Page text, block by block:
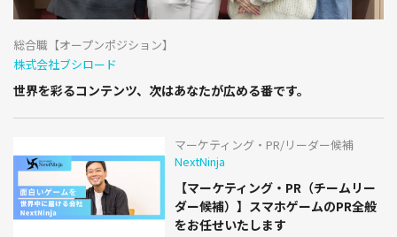
総合職【オープンポジション】
株式会社ブシロード
世界を彩るコンテンツ、次はあなたが広める番です。
マーケティング・PR/リーダー候補
NextNinja
【マーケティング・PR（チームリー
ダー候補）】スマホゲームのPR全般
をお任せいたします